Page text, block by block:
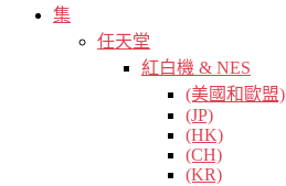
集
任天堂
紅白機 & NES
(美國和歐盟)
(JP)
(HK)
(CH)
(KR)